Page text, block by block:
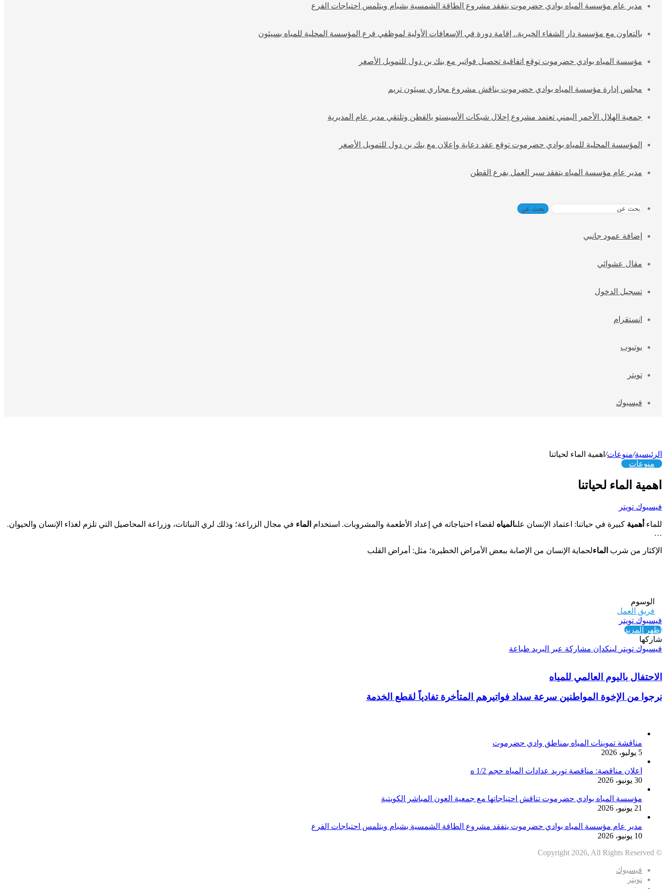
مدير عام مؤسسة المياه بوادي حضرموت يتفقد مشروع الطاقة الشمسية بشبام ويتلمس احتياجات الفرع
بالتعاون مع مؤسسة دار الشفاء الخيرية.. إقامة دورة في الإسعافات الأولية لموظفي فرع المؤسسة المحلية للمياه بسيئون
مؤسسة المياه بوادي حضرموت توقع اتفاقية تحصيل فواتير مع بنك بن دول للتمويل الأصغر
مجلس إدارة مؤسسة المياه بوادي حضرموت يناقش مشروع مجاري سيئون تريم
جمعية الهلال الأحمر اليمني تعتمد مشروع إحلال شبكات الأسبستو بالقطن وتلتقي مدير عام المديرية
المؤسسة المحلية للمياه بوادي حضرموت توقع عقد دعاية وإعلان مع بنك بن دول للتمويل الأصغر
مدير عام مؤسسة المياه يتفقد سير العمل بفرع القطن
بحث عن
إضافة عمود جانبي
مقال عشوائي
تسجيل الدخول
انستقرام
يوتيوب
تويتر
فيسبوك
الرئيسية/منوعات/ اهمية الماء لحياتنا
منوعات
اهمية الماء لحياتنا
فيسبوك تويتر
للماء أهمية كبيرة في حياتنا: اعتماد الإنسان علىالمياه لقضاء احتياجاته في إعداد الأطعمة والمشروبات. استخدام الماء في مجال الزراعة؛ وذلك لري النباتات، وزراعة المحاصيل التي تلزم لغذاء الإنسان والحيوان.
…
الإكثار من شرب الماءلحماية الإنسان من الإصابة ببعض الأمراض الخطيرة؛ مثل: أمراض القلب
الوسوم
فريق العمل
فيسبوك تويتر
اظهر المزيد
شاركها
فيسبوك تويتر لينكدإن مشاركة عبر البريد طباعة
الاحتفال باليوم العالمي للمياه
نرجوا من الإخوة المواطنين سرعة سداد فواتيرهم المتأخرة تفادياً لقطع الخدمة
مناقشة تموينات المياه بمناطق وادي حضرموت
5 يوليو، 2026
اعلان مناقصة: مناقصة توريد عدادات المياه حجم 1/2 ه
30 يونيو، 2026
مؤسسة المياه بوادي حضرموت تناقش احتياجاتها مع جمعية العون المباشر الكويتية
21 يونيو، 2026
مدير عام مؤسسة المياه بوادي حضرموت يتفقد مشروع الطاقة الشمسية بشبام ويتلمس احتياجات الفرع
10 يونيو، 2026
© Copyright 2026, All Rights Reserved
فيسبوك
تويتر